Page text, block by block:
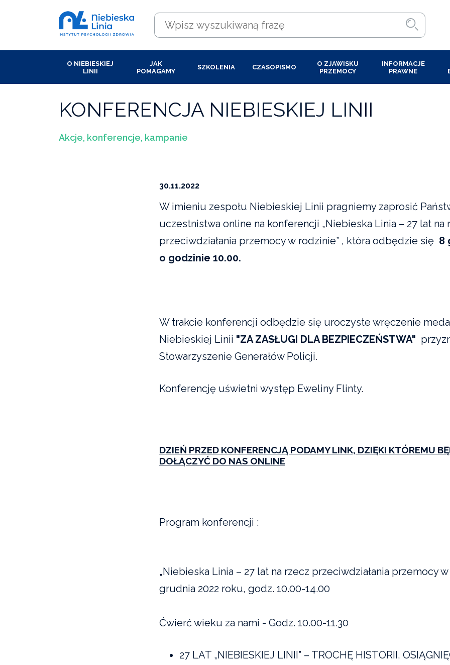
O NIEBIESKIEJ
LINII
JAK
POMAGAMY
SZKOLENIA CZASOPISMO
O ZJAWISKU
PRZEMOCY
INFORMACJE
PRAWNE
KONFERENCJA NIEBIESKIEJ LINII
Akcje, konferencje, kampanie
30.11.2022
W imieniu zespołu Niebieskiej Linii pragniemy zaprosić
uczestnistwa online na konferencji „Niebieska Linia – 27 lat na
przeciwdziałania przemocy w rodzinie” , która odbędzie się 8
o godzinie 10.00.
W trakcie konferencji odbędzie się uroczyste wręczenie
Niebieskiej Linii "ZA ZASŁUGI DLA BEZPIECZEŃSTWA"
Stowarzyszenie Generałów Policji.
Konferencję uświetni występ Eweliny Flinty.
DZIEŃ PRZED KONFERENCJĄ PODAMY LINK, DZIĘKI KTÓREMU
DOŁĄCZYĆ DO NAS ONLINE
Program konferencji :
„Niebieska Linia – 27 lat na rzecz przeciwdziałania przemocy
grudnia 2022 roku, godz. 10.00-14.00
Ćwierć wieku za nami - Godz. 10.00-11.30
27 LAT „NIEBIESKIEJ LINII” – TROCHĘ HISTORII,